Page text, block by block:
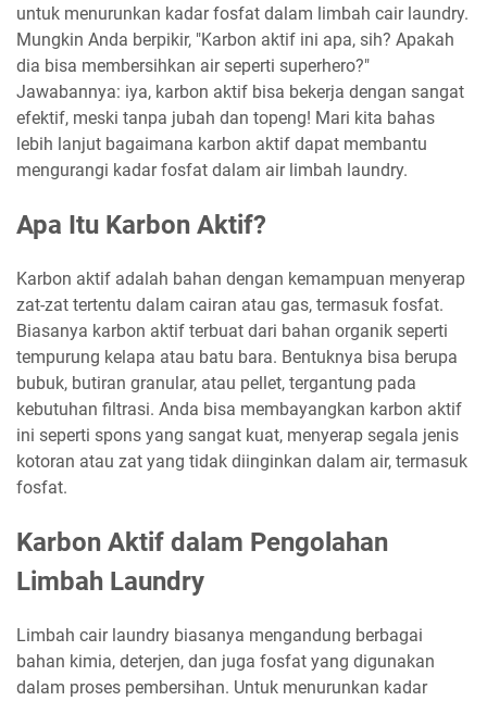
untuk menurunkan kadar fosfat dalam limbah cair laundry.
Mungkin Anda berpikir, "Karbon aktif ini apa, sih? Apakah
dia bisa membersihkan air seperti superhero?"
Jawabannya: iya, karbon aktif bisa bekerja dengan sangat
efektif, meski tanpa jubah dan topeng! Mari kita bahas
lebih lanjut bagaimana karbon aktif dapat membantu
mengurangi kadar fosfat dalam air limbah laundry.
Apa Itu Karbon Aktif?
Karbon aktif adalah bahan dengan kemampuan menyerap
zat-zat tertentu dalam cairan atau gas, termasuk fosfat.
Biasanya karbon aktif terbuat dari bahan organik seperti
tempurung kelapa atau batu bara. Bentuknya bisa berupa
bubuk, butiran granular, atau pellet, tergantung pada
kebutuhan filtrasi. Anda bisa membayangkan karbon aktif
ini seperti spons yang sangat kuat, menyerap segala jenis
kotoran atau zat yang tidak diinginkan dalam air, termasuk
fosfat.
Karbon Aktif dalam Pengolahan
Limbah Laundry
Limbah cair laundry biasanya mengandung berbagai
bahan kimia, deterjen, dan juga fosfat yang digunakan
dalam proses pembersihan. Untuk menurunkan kadar